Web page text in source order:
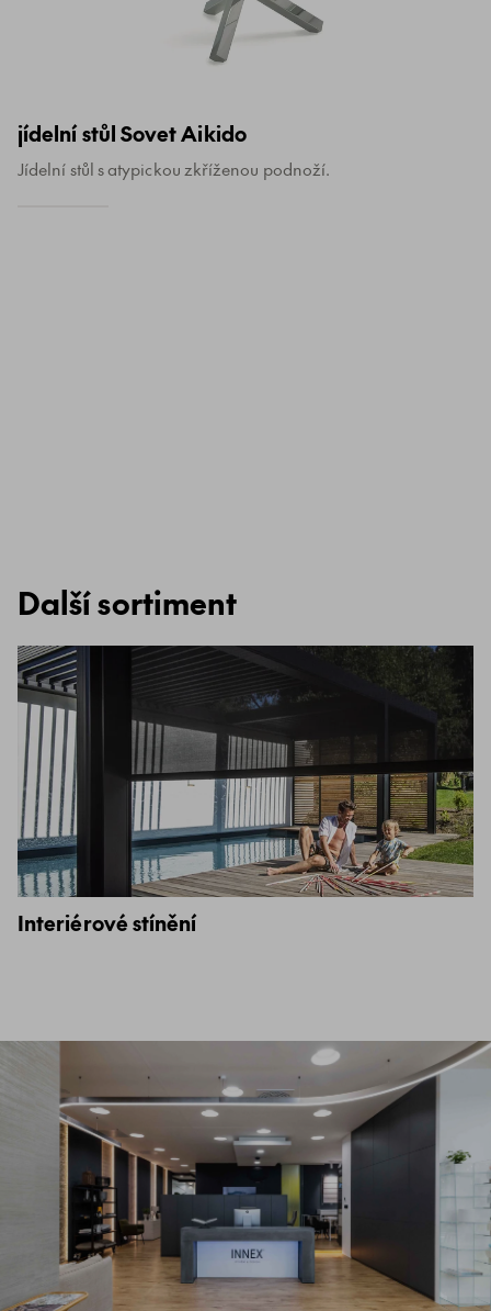
jídelní stůl Sovet Aikido
Jídelní stůl s atypickou zkříženou podnoží.
Další sortiment
Interiérové stínění